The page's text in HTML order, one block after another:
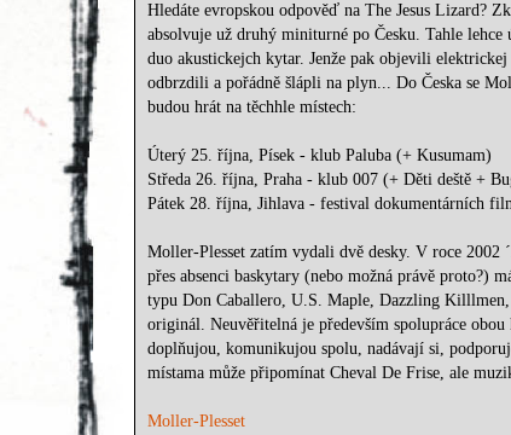
Hledáte evropskou odpověď na The Jesus Lizard?
absolvuje už druhý miniturné po Česku. Tahle
duo akustickejch kytar. Jenže pak objevili
odbrzdili a pořádně šlápli na plyn... Do Česka se
budou hrát na těchhle místech:
Úterý 25. října, Písek - klub Paluba (+ Kusumam)
Středa 26. října, Praha - klub 007 (+ Děti deště +
Pátek 28. října, Jihlava - festival dokumentárních
Moller-Plesset zatím vydali dvě desky. V roce 2002
přes absenci baskytary (nebo možná právě proto?)
typu Don Caballero, U.S. Maple, Dazzling Killlmen,
originál. Neuvěřitelná je především spolupráce
doplňujou, komunikujou spolu, nadávají si,
místama může připomínat Cheval De Frise, ale
Moller-Plesset